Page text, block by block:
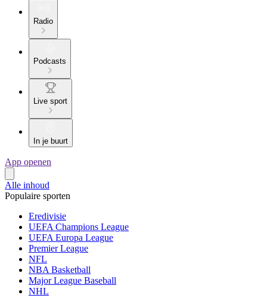
Radio
Podcasts
Live sport
In je buurt
App openen
Alle inhoud
Populaire sporten
Eredivisie
UEFA Champions League
UEFA Europa League
Premier League
NFL
NBA Basketball
Major League Baseball
NHL